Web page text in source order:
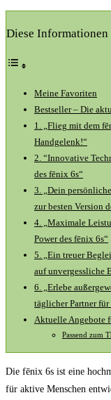
Diese
Meine Favoriten
Bestseller – Die⁣
1. „Flieg⁤ mit dem
Handgelenk!“
2. ⁣“Innovative
des fēnix 6s“
3. „Dein
⁤zur besten Version
4. „Maximale
Power des fēnix 6s“
5.⁤ „Ein treuer
auf ⁢unvergessliche
6. „Erlebe​
täglicher Partner
Aktuelle Angebote
Passend zum
Die fēnix 6s ist eine
für aktive Menschen